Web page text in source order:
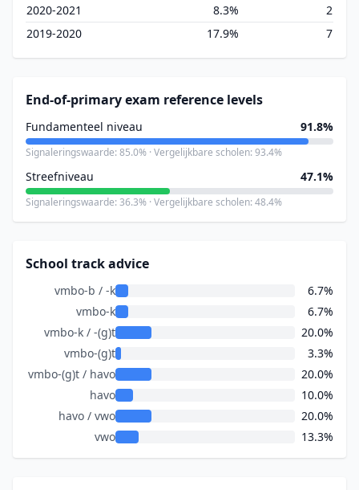
2020-2021
8.3%
2
2019-2020
17.9% 7
End-of-primary exam reference levels
Fundamenteel niveau 91.8%
Signaleringswaarde: 85.0% · Vergelijkbare scholen: 93.4%
Streefniveau 47.1%
Signaleringswaarde: 36.3% · Vergelijkbare scholen: 48.4%
School track advice
vmbo-b / -k
6.7%
vmbo-k
6.7%
vmbo-k / -(g)t
20.0%
vmbo-(g)t
3.3%
vmbo-(g)t / havo
20.0%
havo
10.0%
havo / vwo
20.0%
vwo
13.3%